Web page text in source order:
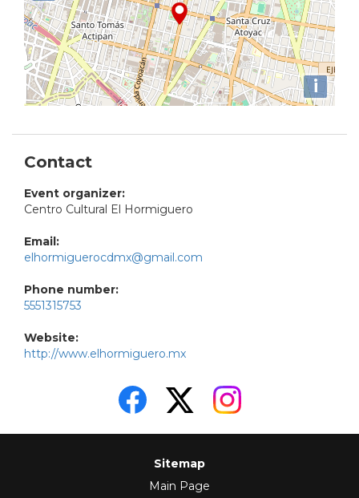
i
Contact
Event organizer:
Centro Cultural El Hormiguero
Email:
elhormiguerocdmx@gmail.com
Phone number:
5551315753
Website:
http://www.elhormiguero.mx
Sitemap
Main Page